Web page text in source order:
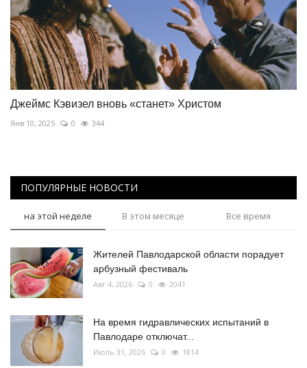
Джеймс Кэвизел вновь «станет» Христом
Янв 10, 2025 0 344
ПОПУЛЯРНЫЕ НОВОСТИ
на этой неделе В этом месяце Все время
Жителей Павлодарской области порадует
арбузный фестиваль
Авг 4, 2026 0 2041
На время гидравлических испытаний в
Павлодаре отключат...
Июль 31, 2026 0 1814